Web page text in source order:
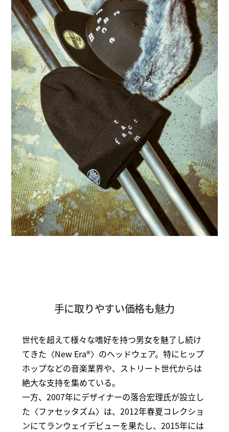
手に取りやすい価格も魅力
世代を超えて様々な嗜好を持つ男女を魅了し続け
てきた〈New Era®〉のヘッドウェア。特にヒップ
ホップなどの音楽業界や、ストリート世代からは
絶大な支持を集めている。
一方、2007年にデザイナーの落合宏理氏が設立し
た〈ファセッタズム〉は、2012年春夏コレクショ
ンにてランウェイデビューを果たし、2015年には